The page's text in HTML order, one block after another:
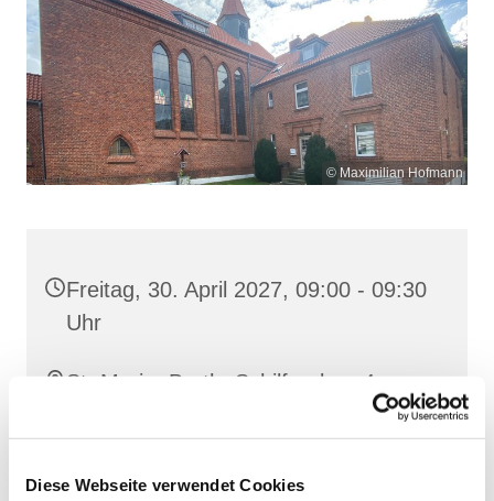
Diese Webseite verwendet Cookies
© Maximilian Hofmann
Freitag, 30. April 2027, 09:00 - 09:30
Uhr
St. Maria, Barth, Schilfgraben 4,